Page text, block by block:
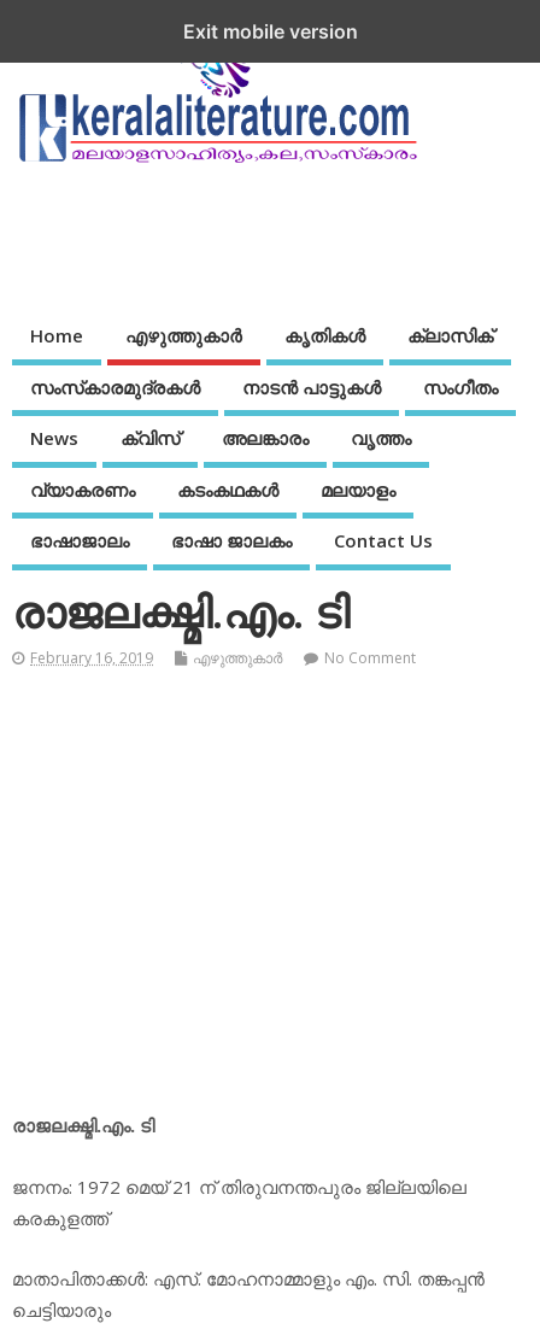
Home എഴുത്തുകാര്‍ കൃതികൾ ക്ലാസിക്
സംസ്‌കാരമുദ്രകള്‍ നാടന്‍ പാട്ടുകള്‍ സംഗീതം
News ക്വിസ് അലങ്കാരം വൃത്തം
വ്യാകരണം കടംകഥകള്‍ മലയാളം
ഭാഷാജാലം ഭാഷാ ജാലകം Contact Us
രാജലക്ഷ്മി.എം. ടി
February 16, 2019 എഴുത്തുകാര്‍ No Comment
രാജലക്ഷ്മി.എം. ടി
ജനനം: 1972 മെയ് 21 ന് തിരുവനന്തപുരം ജില്ലയിലെ
കരകുളത്ത്
മാതാപിതാക്കള്‍: എസ്. മോഹനാമ്മാളും എം. സി. തങ്കപ്പന്‍
ചെട്ടിയാരും
Exit mobile version